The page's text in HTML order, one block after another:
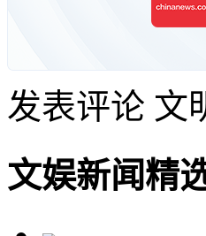
发表评论 文
文娱新闻精选